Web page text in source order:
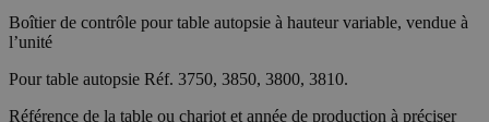
Boîtier de contrôle pour table autopsie à hauteur variable, vendue à
l’unité
Pour table autopsie Réf. 3750, 3850, 3800, 3810.
Référence de la table ou chariot et année de production à préciser